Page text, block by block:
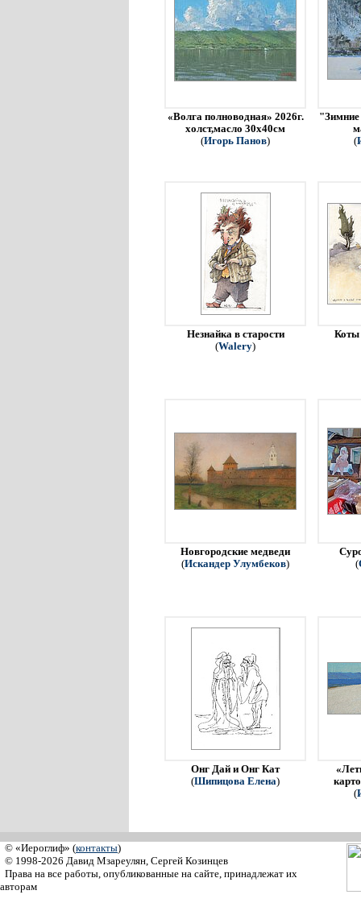
«Волга полноводная» 2026г.
холст,масло 30х40см
(Игорь Панов)
"Зимние
(
Незнайка в старости
(Walery)
Коты
Новгородские медведи
(Искандер Улумбеков)
(
Онг Дай и Онг Кат
(Шипицова Елена)
(
© «Иероглиф» (контакты)
© 1998-2026 Давид Мзареулян, Сергей Козинцев
Права на все работы, опубликованные на сайте, принадлежат их
авторам